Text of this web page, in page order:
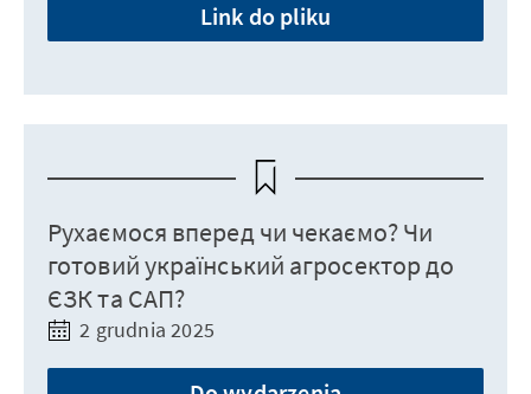
Link do pliku
Рухаємося вперед чи чекаємо? Чи
готовий український агросектор до
ЄЗК та САП?
2 grudnia 2025